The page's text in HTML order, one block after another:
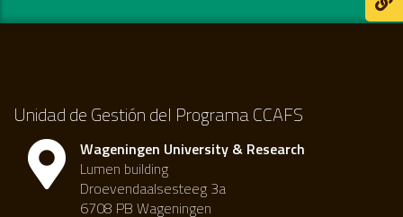
Unidad de Gestión del Programa CCAFS
Wageningen University & Research
Lumen building
Droevendaalsesteeg 3a
6708 PB Wageningen